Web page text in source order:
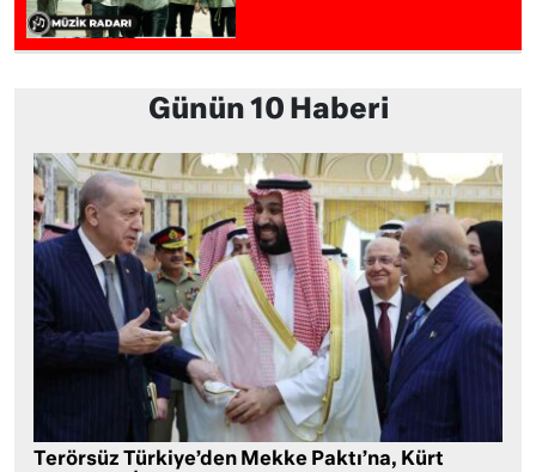
Günün 10 Haberi
Terörsüz Türkiye’den Mekke Paktı’na, Kürt